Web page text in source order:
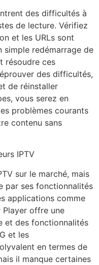
des difficultés à
de lecture. Vérifiez
et les URLs sont
simple redémarrage de
résoudre ces
des difficultés,
de réinstaller
vous serez en
problèmes courants
contenu sans
IPTV
sur le marché, mais
par ses fonctionnalités
applications comme
Player offre une
et des fonctionnalités
et les
en termes de
il manque certaines